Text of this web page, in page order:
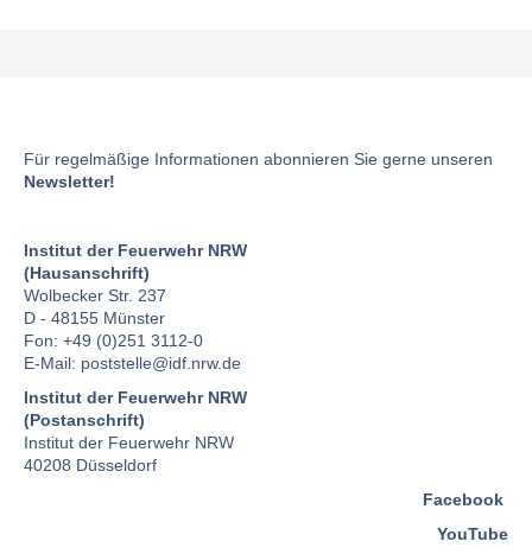
Für regelmäßige Informationen abonnieren Sie gerne unseren
Newsletter!
Institut der Feuerwehr NRW
(Hausanschrift)
Wolbecker Str. 237
D - 48155 Münster
Fon: +49 (0)251 3112-0
E-Mail: poststelle@idf.nrw.de
Institut der Feuerwehr NRW
(Postanschrift)
Institut der Feuerwehr NRW
40208 Düsseldorf
Facebook
YouTube